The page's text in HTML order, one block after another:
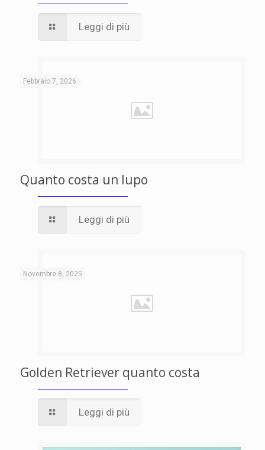
Leggi di più
Febbraio 7, 2026
Quanto costa un lupo
Leggi di più
Novembre 8, 2025
Golden Retriever quanto costa
Leggi di più